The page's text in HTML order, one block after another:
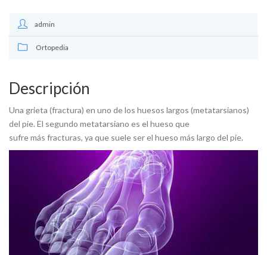
admin
Ortopedia
Descripción
Una grieta (fractura) en uno de los huesos largos (metatarsianos)
del pie. El segundo metatarsiano es el hueso que
sufre más fracturas, ya que suele ser el hueso más largo del pie.